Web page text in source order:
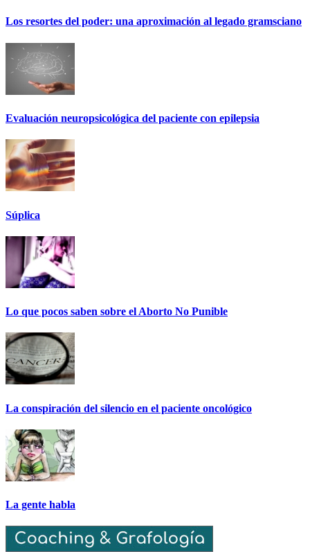
Los resortes del poder: una aproximación al legado gramsciano
Evaluación neuropsicológica del paciente con epilepsia
Súplica
Lo que pocos saben sobre el Aborto No Punible
La conspiración del silencio en el paciente oncológico
La gente habla